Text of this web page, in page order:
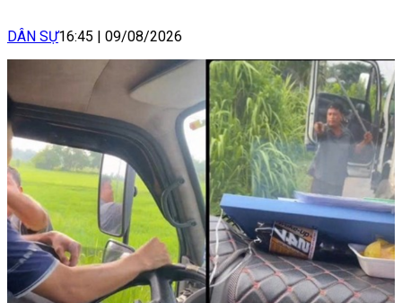
DÂN SỰ16:45 09/08/2026